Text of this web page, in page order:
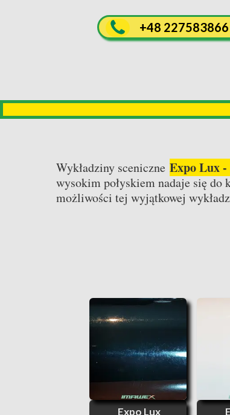
+48 227583866
Wykładziny sceniczne Expo Lux -
wysokim połyskiem nadaje się do
możliwości tej wyjątkowej
Expo Lux